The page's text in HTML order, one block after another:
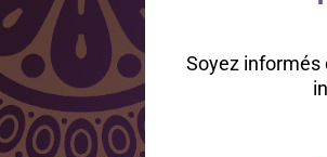
Soyez informés